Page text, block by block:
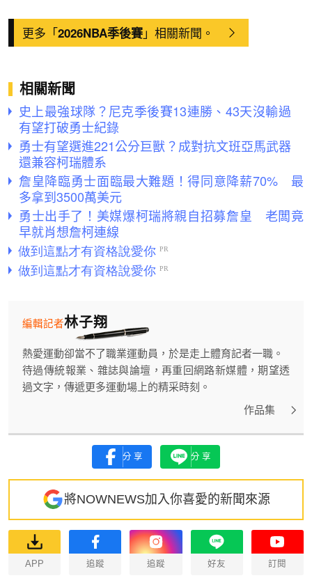
更多「2026NBA季後賽」相關新聞。
相關新聞
史上最強球隊？尼克季後賽13連勝、43天沒輸過
有望打破勇士紀錄
勇士有望選進221公分巨獸？成對抗文班亞馬武器
還兼容柯瑞體系
詹皇降臨勇士面臨最大難題！得同意降薪70% 最
多拿到3500萬美元
勇士出手了！美媒爆柯瑞將親自招募詹皇 老闆竟
早就肖想詹柯連線
林子翔
編輯記者
熱愛運動卻當不了職業運動員，於是走上體育記者一職。
待過傳統報業、雜誌與論壇，再重回網路新媒體，期望透
過文字，傳遞更多運動場上的精采時刻。
作品集
分享 分享
將NOWNEWS加入你喜愛的新聞來源
APP 追蹤 追蹤 好友 訂閱